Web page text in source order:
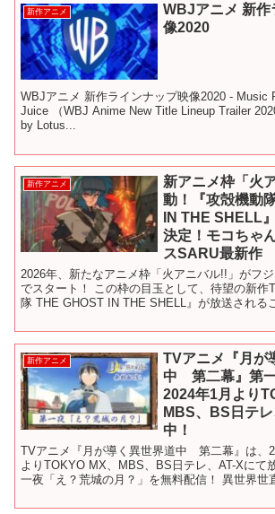
新作アニメ
WBJアニメ 新作
像2020
WBJアニメ 新作ラインナップ映像2020 - Music
Juice （WBJ Anime New Title Lineup Trailer
by Lotus...
新作アニメ
新アニメ枠「火
動！『攻殻機動
IN THE SHELL
決定！モコちゃ
スSARU最新作
2026年、新たなアニメ枠「火アニバル!!」がフ
でスタート！ この枠の目玉として、待望の新作
隊 THE GHOST IN THE SHELL』が放送される
新作アニメ
TVアニメ『月が
中 第二幕』第一
2024年1月より
MBS、BS日テ
中！
TVアニメ『月が導く異世界道中 第二幕』は、
よりTOKYO MX、MBS、BS日テレ、AT-Xにて
一夜「え？荒城の月？」を無料配信！ 異世界世